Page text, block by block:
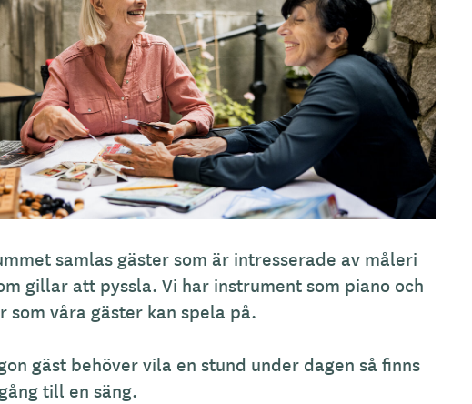
samlas gäster som är intresserade av måleri
gillar att pyssla. Vi har instrument som piano och
som våra gäster kan spela på.
gäst behöver vila en stund under dagen så finns
till en säng.